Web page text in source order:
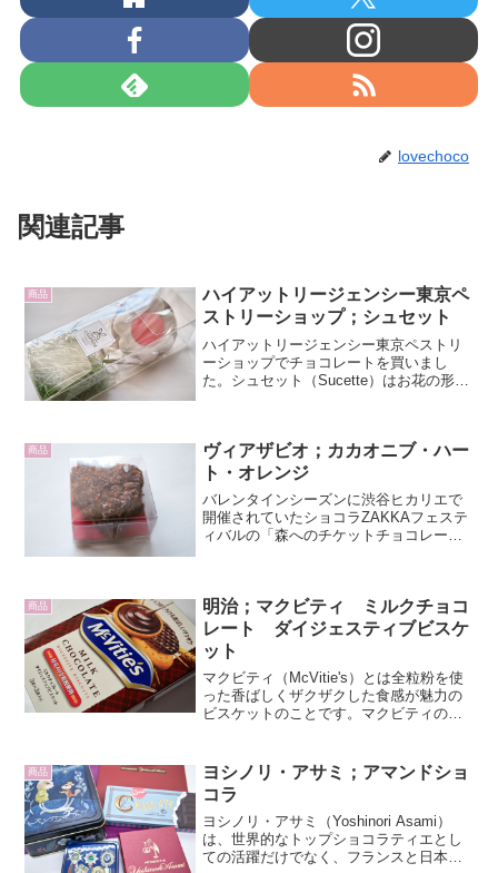
lovechoco
関連記事
商品
ハイアットリージェンシー東京ペ
ストリーショップ；シュセット
ハイアットリージェンシー東京ペストリ
ーショップでチョコレートを買いまし
た。シュセット（Sucette）はお花の形を
ティエ、クリスチャ...
商品
ヴィアザビオ；カカオニブ・ハー
ト・オレンジ
バレンタインシーズンに渋谷ヒカリエで
開催されていたショコラZAKKAフェステ
ィバルの「森へのチケットチョコレート
アケースに...
商品
明治；マクビティ ミルクチョコ
レート ダイジェスティブビスケ
ット
マクビティ（McVitie's）とは全粒粉を使
った香ばしくザクザクした食感が魅力の
ビスケットのことです。マクビティの歴
たのが始まりです。マクビティ ミルク
チョコレー...
商品
ヨシノリ・アサミ；アマンドショ
コラ
ヨシノリ・アサミ（Yoshinori Asami）
は、世界的なトップショコラティエとし
ての活躍だけでなく、フランスと日本の